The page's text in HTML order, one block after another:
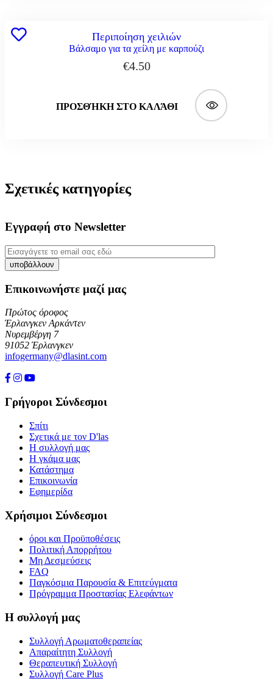
Περιποίηση χειλιών
Βάλσαμο για τα χείλη με καρπούζι
€4.50
ΠΡΟΣΘΉΚΗ ΣΤΟ ΚΑΛΆΘΙ
Σχετικές κατηγορίες
Εγγραφή στο Newsletter
Επικοινωνήστε μαζί μας
Πρώτος όροφος
Έρλανγκεν Αρκάντεν
Νυρεμβέργη 7
91052 Έρλανγκεν
infogermany@dlasint.com
Γρήγοροι Σύνδεσμοι
Σπίτι
Σχετικά με τον D'las
Η συλλογή μας
Η γκάμα μας
Κατάστημα
Επικοινωνία
Εφημερίδα
Χρήσιμοι Σύνδεσμοι
όροι και Προϋποθέσεις
Πολιτική Απορρήτου
Μη Δεσμεύσεις
FAQ
Παγκόσμια Παρουσία & Επιτεύγματα
Πρόγραμμα Προστασίας Ελεφάντων
Η συλλογή μας
Συλλογή Αρωματοθεραπείας
Απαραίτητη Συλλογή
Θεραπευτική Συλλογή
Συλλογή Care Plus